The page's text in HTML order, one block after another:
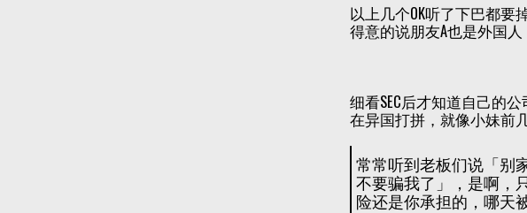
以上几个OK听了下巴都
得意的说朋友A也是外国
细看SEC后才知道自己的
在异国打拼，就像小妹前
常常听到老板们说「别
不要骗我了」，是啊，
险还是你承担的，哪天